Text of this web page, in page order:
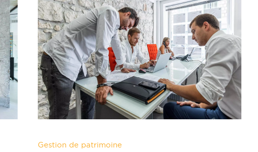
Gestion de patrimoine